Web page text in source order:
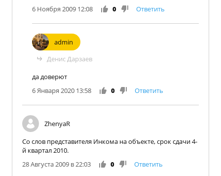
6 Ноября 2009 12:08
0 Ответить
admin
Денис Дарзаев
да доверют
6 Января 2020 13:58
0 Ответить
ZhenyaR
Со слов представителя Инкома на объекте, срок сдачи 4-
й квартал 2010.
28 Августа 2009 в 22:03
0 Ответить